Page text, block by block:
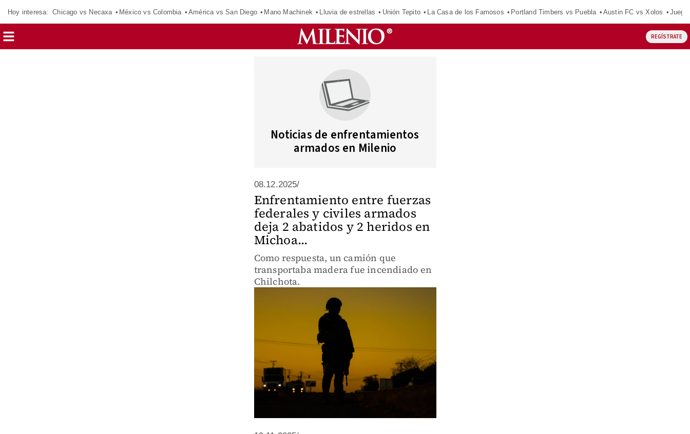
Hoy interesa: Chicago vs Necaxa México vs Colombia América vs San Diego Mano Machinek Lluvia de estrellas Unión Tepito La Casa de los Famosos Portland Timbers vs Puebla Austin FC vs Xolos
REGÍSTRATE
Noticias de enfrentamientos
armados en Milenio
08.12.2025/
Enfrentamiento entre fuerzas
federales y civiles armados
deja 2 abatidos y 2 heridos en
Michoa...
Como respuesta, un camión que
transportaba madera fue incendiado en
Chilchota.